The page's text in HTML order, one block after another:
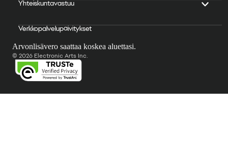
Yhteiskuntavastuu
Verkkopalvelupäivitykset
Arvonlisävero saattaa koskea aluettasi.
© 2026 Electronic Arts Inc.